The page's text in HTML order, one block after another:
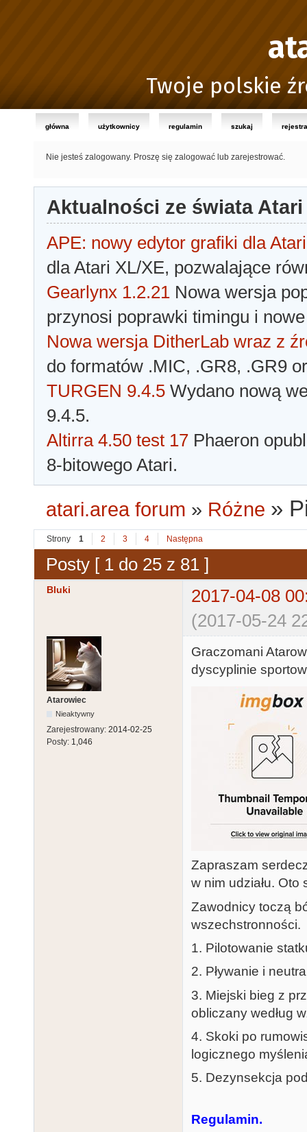
Twoje polskie
główna użytkownicy regulamin szukaj
Nie jesteś zalogowany. Proszę się zalogować lub zarejestrować.
Aktualności ze świata Atari
APE: nowy edytor grafiki dla Atari
dla Atari XL/XE, pozwalające
Gearlynx 1.2.21 Nowa wersja
przynosi poprawki timingu i
Nowa wersja DitherLab wraz z
do formatów .MIC, .GR8, .GR9
TURGEN 9.4.5 Wydano nową
9.4.5.
Altirra 4.50 test 17 Phaeron
8-bitowego Atari.
atari.area forum » Różne »
Strony 1 2 3 4 Następna
Posty [ 1 do 25 z 81 ]
Bluki
2017-04-08
(2017-05-24
Atarowiec
Nieaktywny
Zarejestrowany: 2014-02-25
Posty: 1,046
Graczomani
dyscyplinie
Zapraszam
w nim udziału. Oto
Zawodnicy toczą
wszechstronności.
1. Pilotowanie
2. Pływanie i
3. Miejski bieg z
obliczany według
4. Skoki po
logicznego
5. Dezynsekcja
Regulamin.